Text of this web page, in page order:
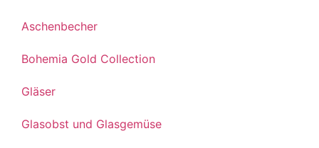
Aschenbecher
Bohemia Gold Collection
Gläser
Glasobst und Glasgemüse